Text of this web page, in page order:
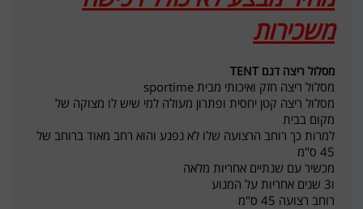
משכירות
מסלול ריצה דגם TENT
מסלול ריצה חזק ואיכותי מבית sportime
מסלול ריצה קטן יחסית ופתרון מעולה למי שיש לו מצוקה של
מקום בבית
למרות כך רוחב הרצועה שלו לא נפגע והוא רחב מאוד ברוחב של
45 ס"מ
מכשיר עם שנתיים אחריות מלאה
ו3 שנים אחריות על המנוע
רוחב רצועה 45 ס"מ